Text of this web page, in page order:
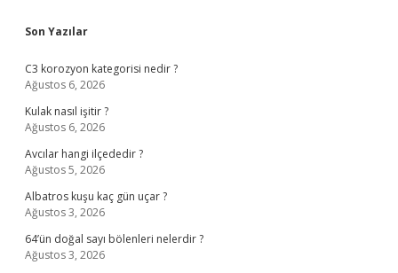
Sidebar
Son Yazılar
C3 korozyon kategorisi nedir ?
Ağustos 6, 2026
Kulak nasıl işitir ?
Ağustos 6, 2026
Avcılar hangi ilçededir ?
Ağustos 5, 2026
Albatros kuşu kaç gün uçar ?
Ağustos 3, 2026
64’ün doğal sayı bölenleri nelerdir ?
Ağustos 3, 2026